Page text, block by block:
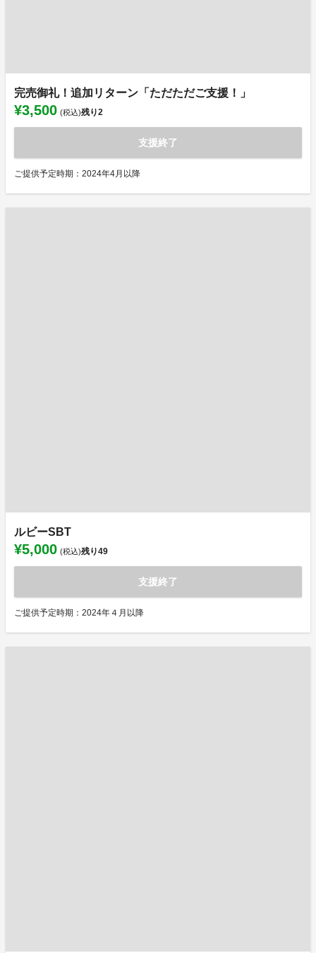
完売御礼！追加リターン「ただただご支援！」
¥3,500 (税込)残り2
支援終了
ご提供予定時期：2024年4月以降
ルビーSBT
¥5,000 (税込)残り49
支援終了
ご提供予定時期：2024年４月以降